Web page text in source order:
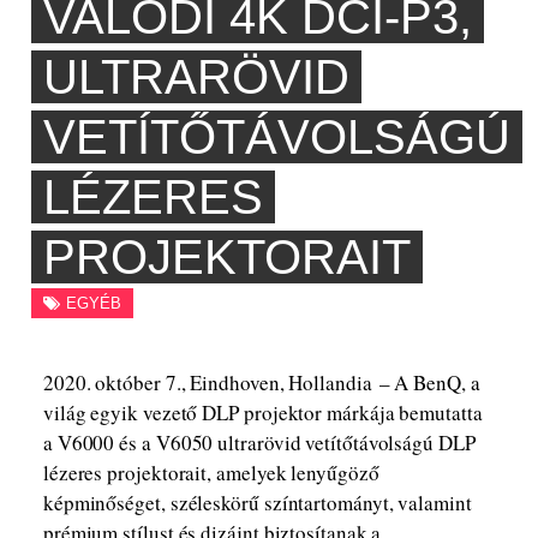
VALÓDI 4K DCI-P3,
ULTRARÖVID
VETÍTŐTÁVOLSÁGÚ
LÉZERES
PROJEKTORAIT
EGYÉB
2020. október 7., Eindhoven, Hollandia – A BenQ, a
világ egyik vezető DLP projektor márkája bemutatta
a V6000 és a V6050 ultrarövid vetítőtávolságú DLP
lézeres projektorait, amelyek lenyűgöző
képminőséget, széleskörű színtartományt, valamint